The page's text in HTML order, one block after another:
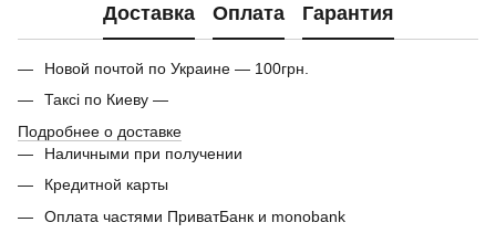
Доставка Оплата Гарантия
Новой почтой по Украине — 100грн.
Таксі по Киеву —
Подробнее о доставке
Наличными при получении
Кредитной карты
Оплата частями ПриватБанк и monobank